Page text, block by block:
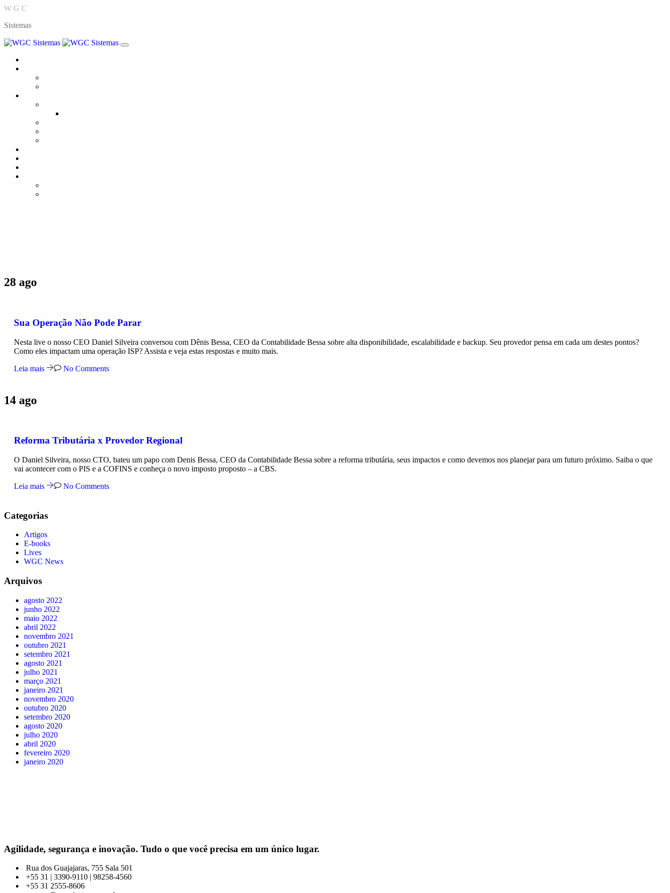
W G C
Sistemas
28 ago
Sua Operação Não Pode Parar
Nesta live o nosso CEO Daniel Silveira conversou com Dênis Bessa, CEO da Contabilidade Bessa sobre alta disponibilidade, escalabilidade e backup. Seu provedor pensa em cada um destes pontos?
Como eles impactam uma operação ISP? Assista e veja estas respostas e muito mais.
Leia mais No Comments
14 ago
Reforma Tributária x Provedor Regional
O Daniel Silveira, nosso CTO, bateu um papo com Denis Bessa, CEO da Contabilidade Bessa sobre a reforma tributária, seus impactos e como devemos nos planejar para um futuro próximo. Saiba o que
vai acontecer com o PIS e a COFINS e conheça o novo imposto proposto – a CBS.
Leia mais No Comments
Categorias
Artigos
E-books
Lives
WGC News
Arquivos
agosto 2022
junho 2022
maio 2022
abril 2022
novembro 2021
outubro 2021
setembro 2021
agosto 2021
julho 2021
março 2021
janeiro 2021
novembro 2020
outubro 2020
setembro 2020
agosto 2020
julho 2020
abril 2020
fevereiro 2020
janeiro 2020
Agilidade, segurança e inovação. Tudo o que você precisa em um único lugar.
Rua dos Guajajaras, 755 Sala 501
+55 31 | 3390-9110 | 98258-4560
+55 31 2555-8606